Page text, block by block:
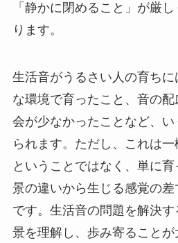
「静かに閉めること」が厳
ります。
生活音がうるさい人の育ち
な環境で育ったこと、音の
会が少なかったことなど、
られます。ただし、これは一
ということではなく、単に
景の違いから生じる感覚の
です。生活音の問題を解決
景を理解し、歩み寄ることが